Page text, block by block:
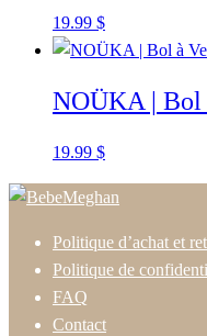
19.99 $
NOÜKA | Bol
19.99 $
Politique d’achat et
Politique de
FAQ
Contact